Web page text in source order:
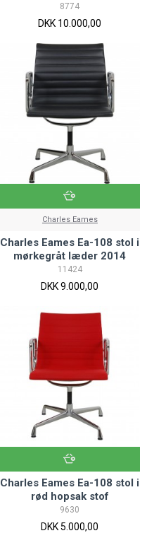
8774
DKK 10.000,00
Charles Eames
Charles Eames Ea-108 stol i
mørkegråt læder 2014
11424
DKK 9.000,00
Charles Eames Ea-108 stol i
rød hopsak stof
9630
DKK 5.000,00